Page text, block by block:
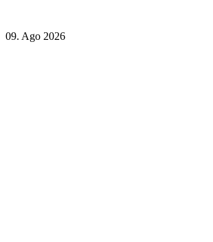
09. Ago 2026